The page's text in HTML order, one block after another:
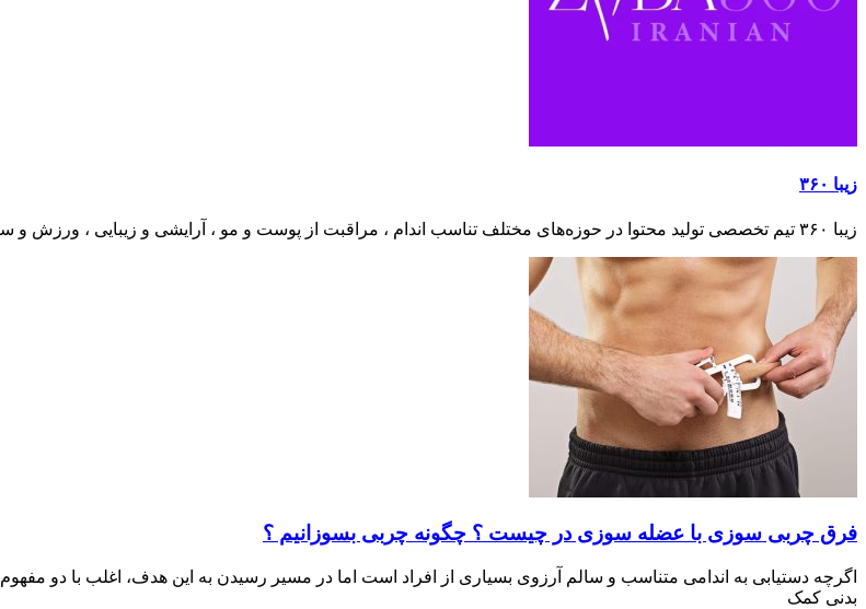
زیبا ۳۶۰
زیبا ۳۶۰ تیم تخصصی تولید محتوا در حوزه‌های مختلف تناسب اندام ، مراقبت از پوست و مو ، آرایشی و زیبایی ، ورزش و سلامتی ، تغذیه سالم و غذاهای رژیمی است
فرق چربی سوزی با عضله سوزی در چیست ؟ چگونه چربی بسوزانیم ؟
اگرچه دستیابی به اندامی متناسب و سالم آرزوی بسیاری از افراد است اما در مسیر رسیدن به این هدف، اغلب با دو
بدنی کمک